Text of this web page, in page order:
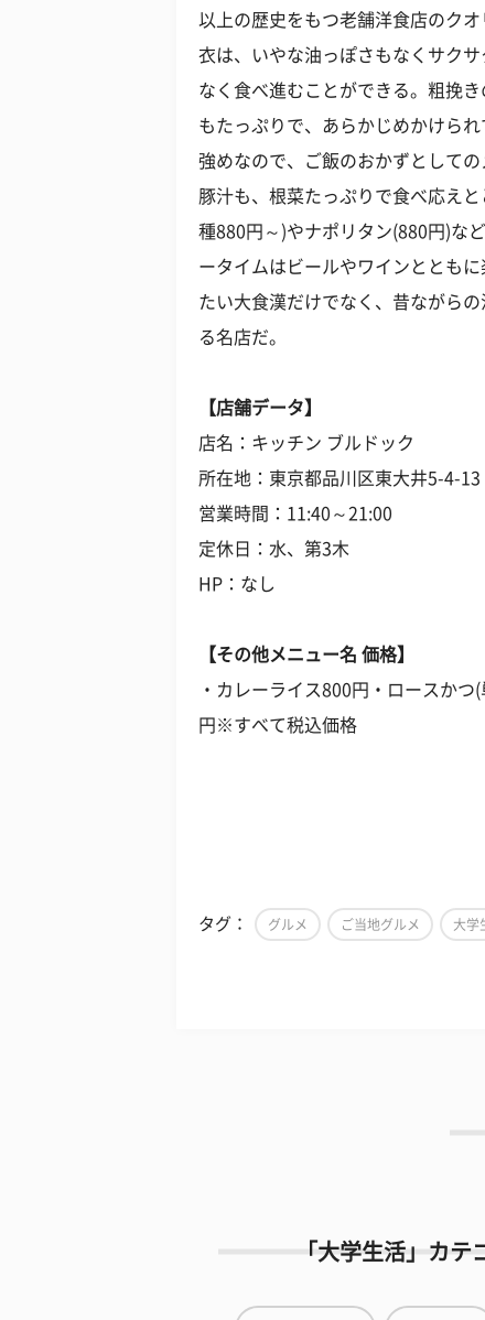
以上の歴史をもつ老舗洋食店のク
衣は、いやな油っぽさもなくサク
なく食べ進むことができる。粗挽
もたっぷりで、あらかじめかけら
強めなので、ご飯のおかずとして
豚汁も、根菜たっぷりで食べ応え
種880円～)やナポリタン(880円)な
ータイムはビールやワインととも
たい大食漢だけでなく、昔ながら
る名店だ。
【店舗データ】
店名：キッチン ブルドック
所在地：東京都品川区東大井5-4-13
営業時間：11:40～21:00
定休日：水、第3木
HP：なし
【その他メニュー名 価格】
・カレーライス800円・ロースか
円※すべて税込価格
タグ： グルメ ご当地グルメ 大学
「大学生活」カ